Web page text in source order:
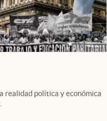
realidad política y económica